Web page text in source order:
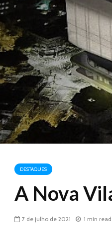
DESTAQUES
A Nova
7 de julho de 2021 1 min read